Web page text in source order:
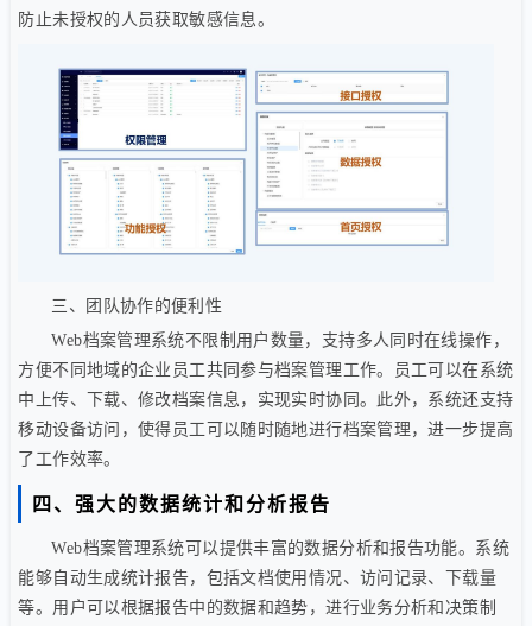
防止未授权的人员获取敏感信息。
三、团队协作的便利性
Web档案管理系统不限制用户数量，支持多人同时在线操作，
方便不同地域的企业员工共同参与档案管理工作。员工可以在系统
中上传、下载、修改档案信息，实现实时协同。 此外，系统还支持
移动设备访问，使得员工可以随时随地进行档案管理，进一步提高
了工作效率。
四、强大的数据统计和分析报告
Web档案管理系统可以提供丰富的数据分析和报告功能。系统
能够自动生成统计报告，包括文档使用情况、访问记录、下载量
等。用户可以根据报告中的数据和趋势，进行业务分析和决策制